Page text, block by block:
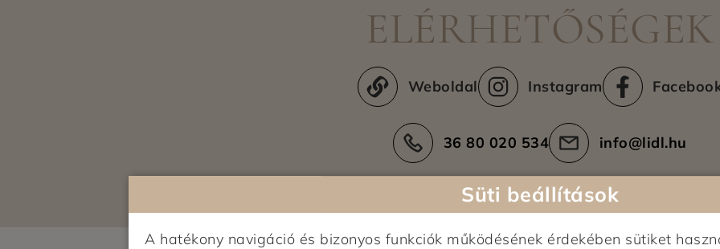
ELÉRHETŐSÉGEK
Weboldal Instagram
36 80 020 534 info@lidl.hu
Süti beállítások
A hatékony navigáció és bizonyos funkciók működésének érdekében sütiket